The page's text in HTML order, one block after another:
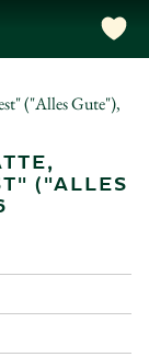
("ALLES